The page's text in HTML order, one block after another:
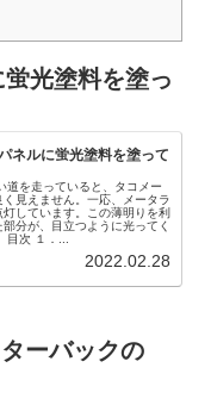
光塗料を塗っ
ネルに蛍光塗料を塗って
道を走っていると、タコメー
見えません。一応、メータラ
しています。この薄明りを利
分が、目立つように光ってく
目次 １．...
2022.02.28
ーバックの